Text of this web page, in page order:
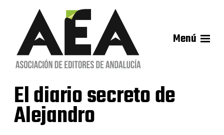
Menú
El diario secreto de
Alejandro